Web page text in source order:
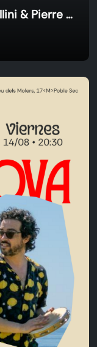
Concierto de Jazz - Dante Sollini & Pierre Arnaud